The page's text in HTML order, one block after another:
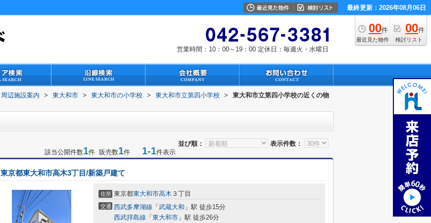
最終更新：2026年08月06日
00件
最近見た物件
00件
検討リスト
営業時間：10：00～19：00 定休日：毎週火・水曜日
周辺施設案内 > 東大和市 > 東大和市の小学校 > 東大和市立第四小学校 >
東大和市立第四小学校の近くの物
並び順：
表示件数：
該当公開件数1件 販売数1件 1-1件表示
東京都東大和市高木3丁目/新築戸建て
住所 東京都東大和市高木 ３丁目
交通 西武多摩湖線 「 武蔵大和 」駅 徒歩15分
西武拝島線 「 東大和市 」駅 徒歩26分